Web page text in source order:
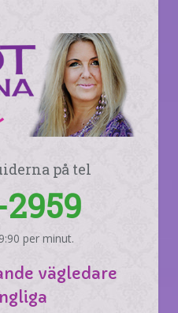
på tel
per minut.
vägledare